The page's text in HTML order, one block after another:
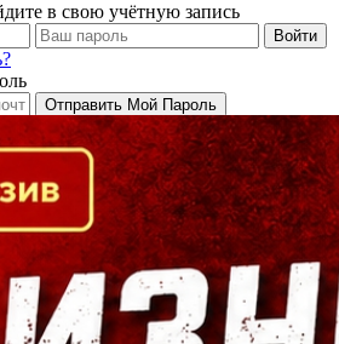
в свою учётную запись
регионе